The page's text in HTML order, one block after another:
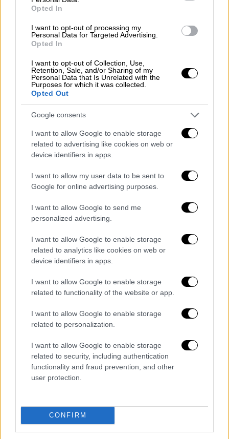
Opted In
I want to opt-out of processing my
Personal Data for Targeted Advertising.
Opted In
I want to opt-out of Collection, Use,
Retention, Sale, and/or Sharing of my
Personal Data that Is Unrelated with the
Purposes for which it was collected.
Opted Out
Google consents
I want to allow Google to enable storage
related to advertising like cookies on web or
device identifiers in apps.
I want to allow my user data to be sent to
Google for online advertising purposes.
I want to allow Google to send me
personalized advertising.
I want to allow Google to enable storage
related to analytics like cookies on web or
device identifiers in apps.
I want to allow Google to enable storage
related to functionality of the website or app.
I want to allow Google to enable storage
related to personalization.
I want to allow Google to enable storage
related to security, including authentication
functionality and fraud prevention, and other
user protection.
CONFIRM
Τα μέτρα που μπορούν να ληφθούν
Ο κ. Κοντοές αναφέρθηκε και στα μέτρα
ελέγχου μιλώντας για το σύστημα ελέγχου
αναπτύξει το Εθνικό Αστεροσκοπείο
Αθηνών. Έδειξεσχετικούς χάρτες που
παρακολουθούν τη διασπορά των
κουνουπιών σε τέσσερις περιφέρειες
Ελλάδας. «Η πρόληψη αφορά τον ιό του
Δυτικού Νείλου στο σημείο της παγίδας
όπου συγκεντρώνονται τα κουνούπια ή και
ότι η καταγραφή αφορά τις περιφέρειες της
Κρήτης, Δυτικής Ελλάδας, Θεσσαλονίκης,
Θεσσαλίας.
επιδημιολογικός χάρτης